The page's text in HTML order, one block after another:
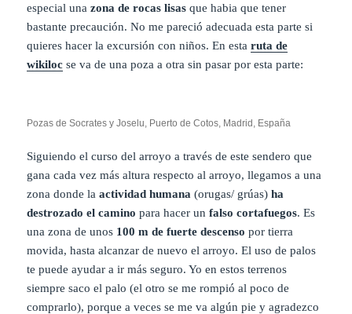
especial una zona de rocas lisasque habia que tener
bastante precaución. No me pareció adecuada esta parte si
quieres hacer la excursión con niños. En estaruta de
wikiloc se va de una poza a otra sin pasar por esta parte:
Pozas de Socrates y Joselu, Puerto de Cotos, Madrid, España
Siguiendo el curso del arroyo a través de este sendero que
gana cada vez más altura respecto al arroyo, llegamos a una
zona donde laactividad humana (orugas/ grúas)ha
destrozado el caminopara hacer unfalso cortafuegos. Es
una zona de unos 100 m de fuerte descenso por tierra
movida, hasta alcanzar de nuevo el arroyo. El uso de palos
te puede ayudar a ir más seguro. Yo en estos terrenos
siempre saco el palo (el otro se me rompió al poco de
comprarlo), porque a veces se me va algún pie y agradezco